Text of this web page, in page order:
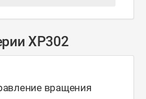
XP302
вращения